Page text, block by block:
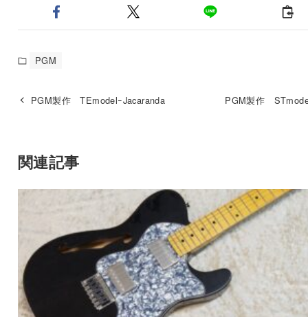
PGM
PGM製作 TEmodelｰJacaranda PGM製作
関連記事